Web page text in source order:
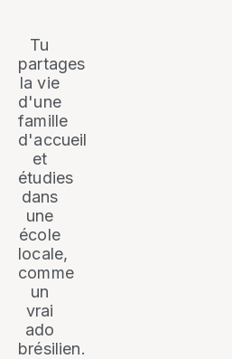
Tu
partages
la vie
d'une
famille
d'accueil
et
étudies
dans
une
école
locale,
comme
un
vrai
ado
brésilien.